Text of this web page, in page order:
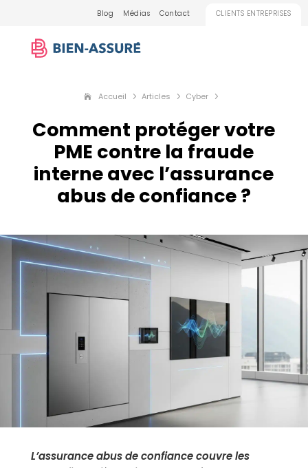
Blog Médias Contact CLIENTS ENTREPRISES
Accueil 5 Articles 5 Cyber 5
Comment protéger votre
PME contre la fraude
interne avec l’assurance
abus de confiance ?
L’assurance abus de confiance couvre les